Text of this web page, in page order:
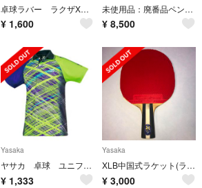
卓球ラバー ラクザXソフト
¥ 1,600
未使用品：廃番品ペンラケット『ヴェルロイド』
¥ 8,500
Yasaka
ヤサカ 卓球 ユニフォーム Oサイズ グリーン
¥ 1,333
Yasaka
XLB中国式ラケット(ラージボール用)
¥ 3,000